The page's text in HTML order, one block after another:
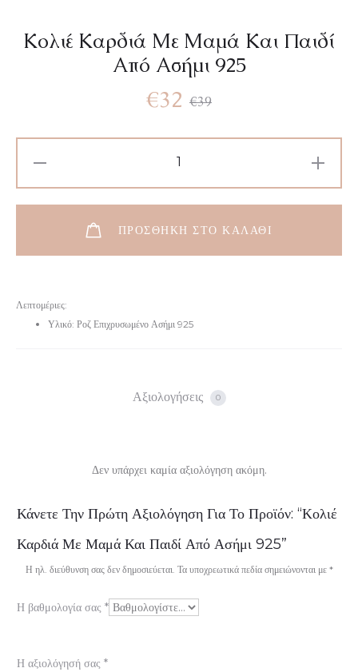
Κολιέ Καρδιά Με Μαμά Και Παιδί
Από Ασήμι 925
Λεπτομέριες:
Υλικό: Ροζ Επιχρυσωμένο Ασήμι 925
€39
€32
ΠΡΟΣΘΉΚΗ ΣΤΟ ΚΑΛΆΘΙ
Αξιολογήσεις 0
Α
ξ
ο
ο
Δεν υπάρχει καμία αξιολόγηση ακόμη.
Κάνετε Την Πρώτη Αξιολόγηση Για Το Προϊόν: “Κολιέ
Καρδιά Με Μαμά Και Παιδί Από Ασήμι 925”
Η ηλ. διεύθυνση σας δεν δημοσιεύεται. Τα υποχρεωτικά πεδία σημειώνονται με *
Η βαθμολογία σας *
Η αξιολόγησή σας *